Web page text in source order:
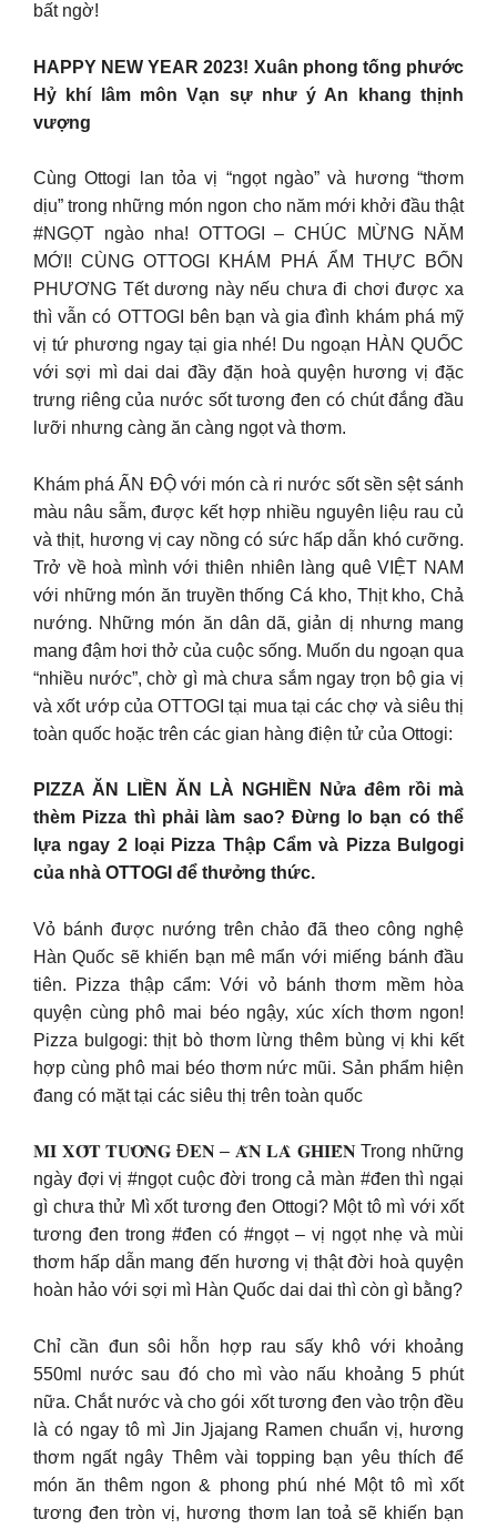
bất ngờ!
HAPPY NEW YEAR 2023! Xuân phong tống phước
Hỷ khí lâm môn Vạn sự như ý An khang thịnh
vượng
Cùng Ottogi lan tỏa vị “ngọt ngào” và hương “thơm
dịu” trong những món ngon cho năm mới khởi đầu thật
#NGỌT ngào nha! OTTOGI – CHÚC MỪNG NĂM
MỚI! CÙNG OTTOGI KHÁM PHÁ ẨM THỰC BỐN
PHƯƠNG Tết dương này nếu chưa đi chơi được xa
thì vẫn có OTTOGI bên bạn và gia đình khám phá mỹ
vị tứ phương ngay tại gia nhé! Du ngoạn HÀN QUỐC
với sợi mì dai dai đầy đặn hoà quyện hương vị đặc
trưng riêng của nước sốt tương đen có chút đắng đầu
lưỡi nhưng càng ăn càng ngọt và thơm.
Khám phá ẤN ĐỘ với món cà ri nước sốt sền sệt sánh
màu nâu sẫm, được kết hợp nhiều nguyên liệu rau củ
và thịt, hương vị cay nồng có sức hấp dẫn khó cưỡng.
Trở về hoà mình với thiên nhiên làng quê VIỆT NAM
với những món ăn truyền thống Cá kho, Thịt kho, Chả
nướng. Những món ăn dân dã, giản dị nhưng mang
mang đậm hơi thở của cuộc sống. Muốn du ngoạn qua
“nhiều nước”, chờ gì mà chưa sắm ngay trọn bộ gia vị
và xốt ướp của OTTOGI tại mua tại các chợ và siêu thị
toàn quốc hoặc trên các gian hàng điện tử của Ottogi:
PIZZA ĂN LIỀN ĂN LÀ NGHIỀN Nửa đêm rồi mà
thèm Pizza thì phải làm sao? Đừng lo bạn có thể
lựa ngay 2 loại Pizza Thập Cẩm và Pizza Bulgogi
của nhà OTTOGI để thưởng thức.
Vỏ bánh được nướng trên chảo đã theo công nghệ
Hàn Quốc sẽ khiến bạn mê mẩn với miếng bánh đầu
tiên. Pizza thập cẩm: Với vỏ bánh thơm mềm hòa
quyện cùng phô mai béo ngậy, xúc xích thơm ngon!
Pizza bulgogi: thịt bò thơm lừng thêm bùng vị khi kết
hợp cùng phô mai béo thơm nức mũi. Sản phẩm hiện
đang có mặt tại các siêu thị trên toàn quốc
𝐌𝐈̀ 𝐗𝐎̂́𝐓 𝐓𝐔̛𝐎̛𝐍𝐆 Đ𝐄𝐍 – 𝐀̆𝐍 𝐋𝐀̀ 𝐆𝐇𝐈𝐄̂̀𝐍 Trong những
ngày đợi vị #ngọt cuộc đời trong cả màn #đen thì ngại
gì chưa thử Mì xốt tương đen Ottogi? Một tô mì với xốt
tương đen trong #đen có #ngọt – vị ngọt nhẹ và mùi
thơm hấp dẫn mang đến hương vị thật đời hoà quyện
hoàn hảo với sợi mì Hàn Quốc dai dai thì còn gì bằng?
Chỉ cần đun sôi hỗn hợp rau sấy khô với khoảng
550ml nước sau đó cho mì vào nấu khoảng 5 phút
nữa. Chắt nước và cho gói xốt tương đen vào trộn đều
là có ngay tô mì Jin Jjajang Ramen chuẩn vị, hương
thơm ngất ngây Thêm vài topping bạn yêu thích để
món ăn thêm ngon & phong phú nhé Một tô mì xốt
tương đen tròn vị, hương thơm lan toả sẽ khiến bạn